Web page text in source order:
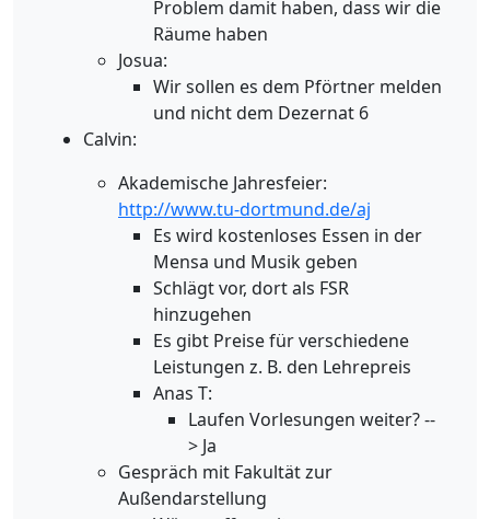
Problem damit haben, dass wir die
Räume haben
Josua:
Wir sollen es dem Pförtner melden
und nicht dem Dezernat 6
Calvin:
Akademische Jahresfeier:
http://www.tu-dortmund.de/aj
Es wird kostenloses Essen in der
Mensa und Musik geben
Schlägt vor, dort als FSR
hinzugehen
Es gibt Preise für verschiedene
Leistungen z. B. den Lehrepreis
Anas T:
Laufen Vorlesungen weiter? --
> Ja
Gespräch mit Fakultät zur
Außendarstellung